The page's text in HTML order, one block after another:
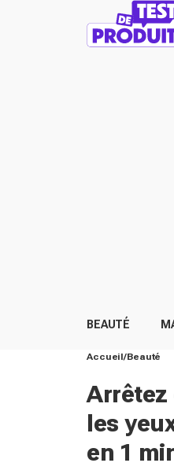
BEAUTÉ
Accueil Beauté
Arrêtez
les
en 1